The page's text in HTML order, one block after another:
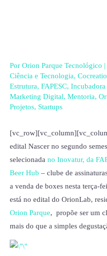
Por Orion Parque Tecnológico |
Ciência e Tecnologia,
Estrutura, FAPESC, Incubadora
Marketing Digital, Mentoria,
Projetos, Startups
edital Nascer no segundo
selecionada no Inovatur, da
Beer Hub – clube de
a venda de boxes nesta terça-
está no edital do OrionLab,
Orion Parque, propõe ser um
mais do que a simples